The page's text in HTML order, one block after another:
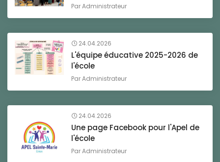
ParAdministrateur
24.04.2026
L'équipe éducative 2025-2026 de
l'école
ParAdministrateur
24.04.2026
Une page Facebook pour l'Apel de
l'école
ParAdministrateur